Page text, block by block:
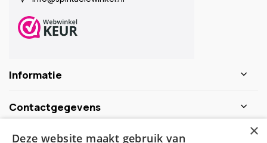
Informatie
Contactgegevens
×
Deze website maakt gebruik van